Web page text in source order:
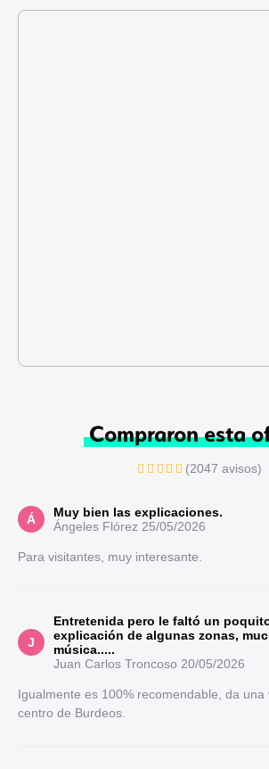
Compraron esta
(2047 avisos)
Á
Muy bien las explicaciones.
Ángeles Flórez 25/05/2026
Para visitantes, muy interesante.
J
Entretenida pero le faltó un
explicación de algunas zonas,
música.....
Juan Carlos Troncoso 20/05/2026
Igualmente es 100% recomendable, da una
centro de Burdeos.